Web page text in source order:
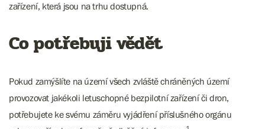
zařízení, která jsou na trhu dostupná.
Co potřebuji vědět
Pokud zamýšlíte na území všech zvláště chráněných území
provozovat jakékoli letuschopné bezpilotní zařízení či dron,
potřebujete ke svému záměru vyjádření příslušného orgánu